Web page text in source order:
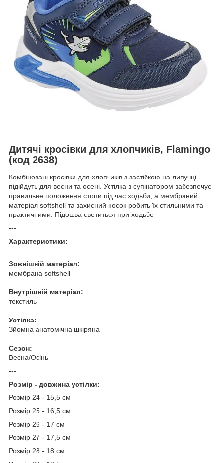
Дитячі кросівки для хлопчиків, Flamingo
(код 2638)
Комбіновані кросівки для хлопчиків з застібкою на липучці
підійдуть для весни та осені. Устілка з супінатором забезпечує
правильне положення стопи під час ходьби, а мембраний
матеріал softshell та захисний носок робить їх стильними та
практичними. Підошва светиться при ходьбе
---
Характеристики:
Зовнішній матеріал:
мембрана softshell
Внутрішній матеріал:
текстиль
Устілка:
Зйомна анатомічна шкіряна
Сезон:
Весна/Осінь
---
Розмір - довжина устілки:
Розмір 24 - 15,5 см
Розмір 25 - 16,5 см
Розмір 26 - 17 см
Розмір 27 - 17,5 см
Розмір 28 - 18 см